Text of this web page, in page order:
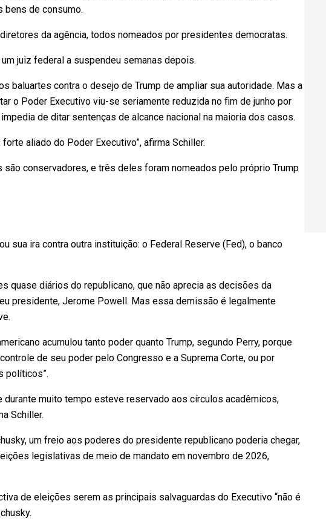
bens de consumo.
da agência, todos nomeados por presidentes democratas.
juiz federal a suspendeu semanas depois.
baluartes contra o desejo de Trump de ampliar sua autoridade. Mas a
o Poder Executivo viu-se seriamente reduzida no fim de junho por
de ditar sentenças de alcance nacional na maioria dos casos.
aliado do Poder Executivo”, afirma Schiller.
conservadores, e três deles foram nomeados pelo próprio Trump
sua ira contra outra instituição: o Federal Reserve (Fed), o banco
quase diários do republicano, que não aprecia as decisões da
presidente, Jerome Powell. Mas essa demissão é legalmente
acumulou tanto poder quanto Trump, segundo Perry, porque
de seu poder pelo Congresso e a Suprema Corte, ou por
políticos”.
durante muito tempo esteve reservado aos círculos acadêmicos,
Schiller.
um freio aos poderes do presidente republicano poderia chegar,
legislativas de meio de mandato em novembro de 2026,
de eleições serem as principais salvaguardas do Executivo “não é